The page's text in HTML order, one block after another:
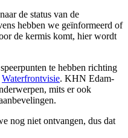
de status van de
hebben we geïnformeerd of
de kermis komt, hier wordt
te hebben richting
Waterfrontvisie. KHN Edam-
mits er ook
nog niet ontvangen, dus dat